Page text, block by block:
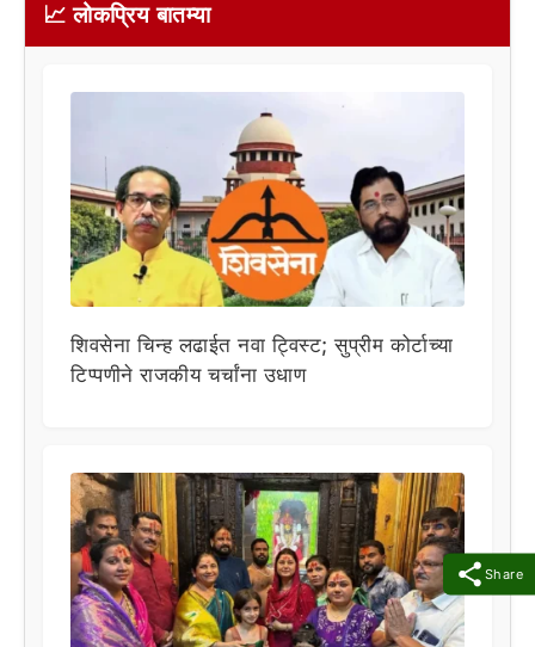
Share
📈 लोकप्रिय बातम्या
शिवसेना चिन्ह लढाईत नवा ट्विस्ट; सुप्रीम कोर्टाच्या
टिप्पणीने राजकीय चर्चांना उधाण